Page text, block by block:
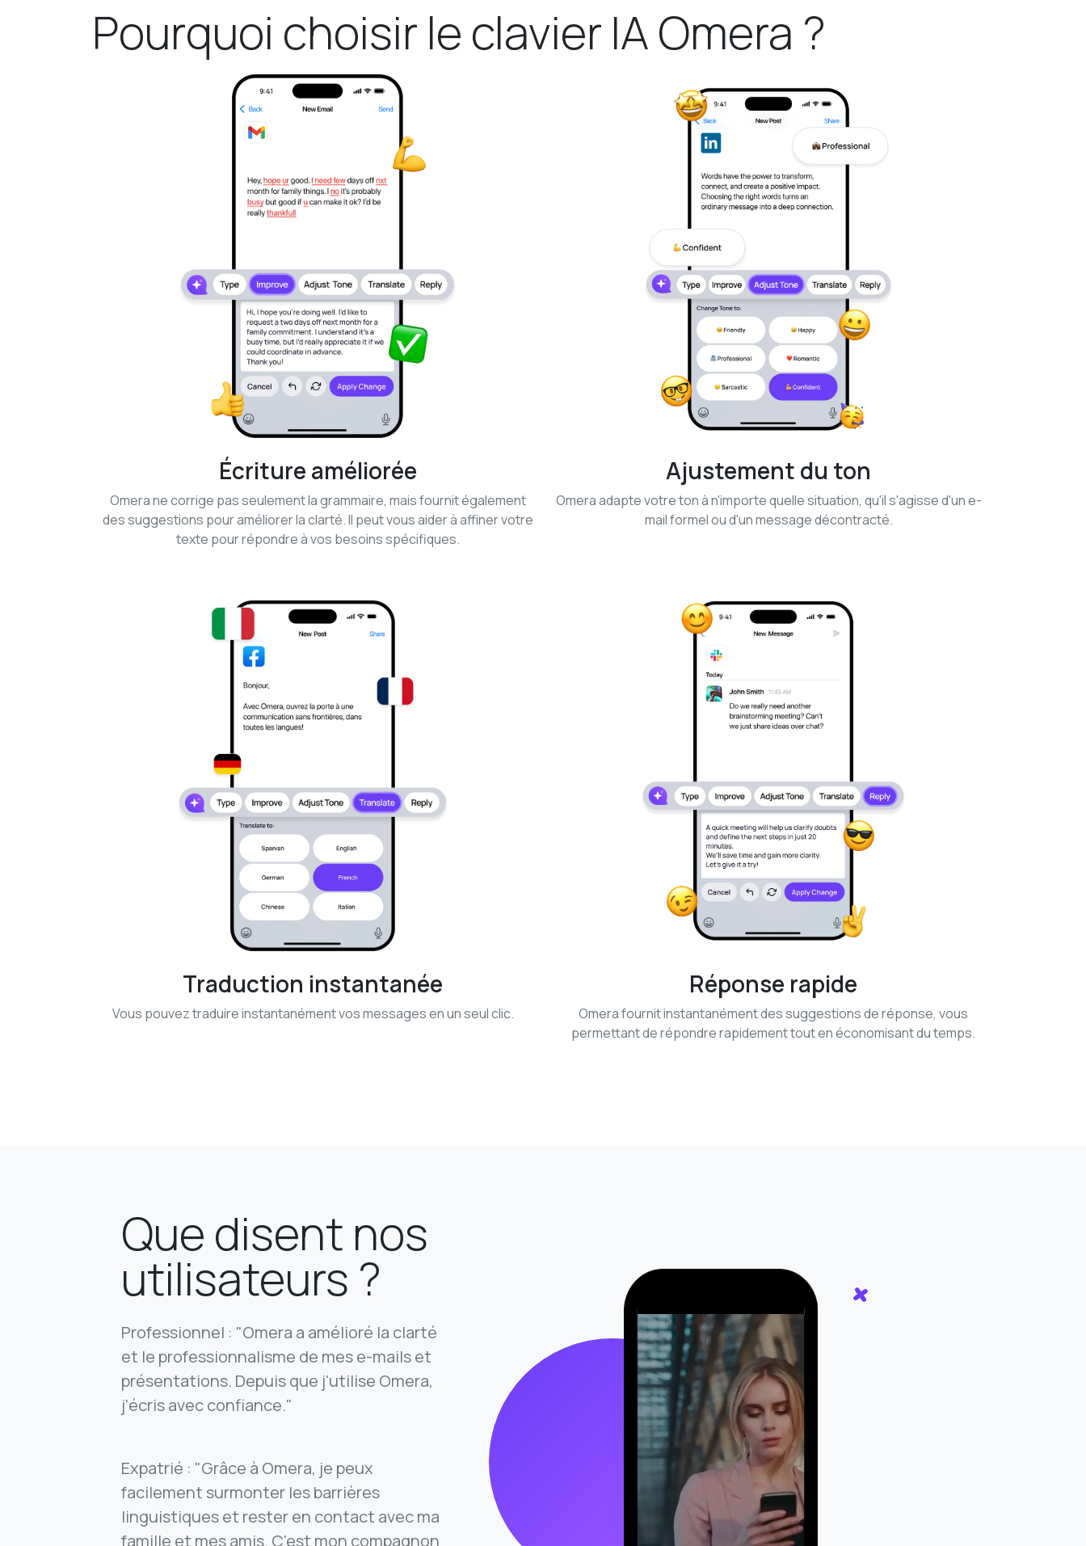
Pourquoi choisir le clavier IA Omera ?
Écriture améliorée
Omera ne corrige pas seulement la grammaire, mais fournit également
des suggestions pour améliorer la clarté. Il peut vous aider à affiner votre
texte pour répondre à vos besoins spécifiques.
Ajustement du ton
Omera adapte votre ton à n'importe quelle situation, qu'il s'agisse d'un e-
mail formel ou d'un message décontracté.
Traduction instantanée
Vous pouvez traduire instantanément vos messages en un seul clic.
Réponse rapide
Omera fournit instantanément des suggestions de réponse, vous
permettant de répondre rapidement tout en économisant du temps.
Que disent nos
utilisateurs ?
Professionnel : "Omera a amélioré la clarté
et le professionnalisme de mes e-mails et
présentations. Depuis que j'utilise Omera,
j'écris avec confiance."
Expatrié : "Grâce à Omera, je peux
facilement surmonter les barrières
linguistiques et rester en contact avec ma
famille et mes amis. C'est mon compagnon